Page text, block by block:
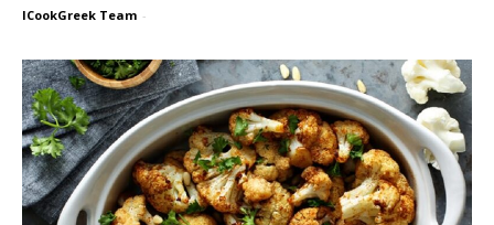
ICookGreek Team -